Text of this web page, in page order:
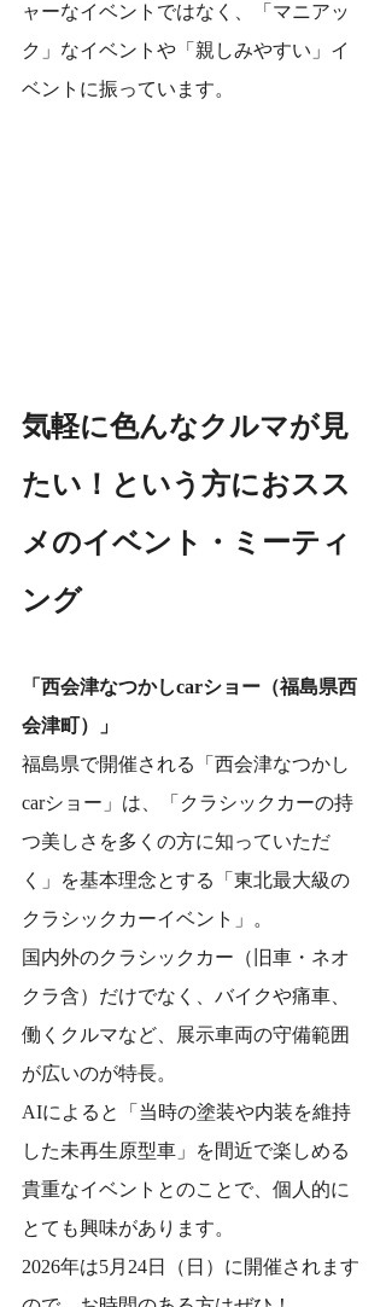
ャーなイベントではなく、「マニアッ
ク」なイベントや「親しみやすい」イ
ベントに振っています。
気軽に色んなクルマが見
たい！という方におスス
メのイベント・ミーティ
ング
「西会津なつかしcarショー（福島県西
会津町）」
福島県で開催される「西会津なつかし
carショー」は、「クラシックカーの持
つ美しさを多くの方に知っていただ
く」を基本理念とする「東北最大級の
クラシックカーイベント」。
国内外のクラシックカー（旧車・ネオ
クラ含）だけでなく、バイクや痛車、
働くクルマなど、展示車両の守備範囲
が広いのが特長。
AIによると「当時の塗装や内装を維持
した未再生原型車」を間近で楽しめる
貴重なイベントとのことで、個人的に
とても興味があります。
2026年は5月24日（日）に開催されます